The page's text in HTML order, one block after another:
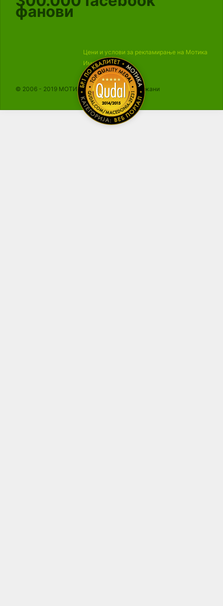
фанови
Цени и услови за рекламирање на Мотика
Импресум
© 2006 - 2019 МОТИКА, Сите права се задржани